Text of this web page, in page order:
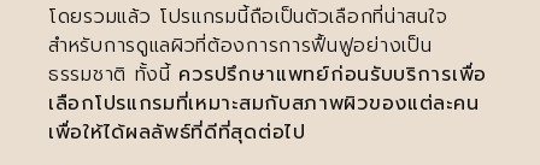
โดยรวมแล้ว โปรแกรมนี้ถือเป็นตัวเลือกที่น่าสนใจ
สำหรับการดูแลผิวที่ต้องการการฟื้นฟูอย่างเป็น
ธรรมชาติ ทั้งนี้ ควรปรึกษาแพทย์ก่อนรับบริการเพื่อ
เลือกโปรแกรมที่เหมาะสมกับสภาพผิวของแต่ละคน
เพื่อให้ได้ผลลัพธ์ที่ดีที่สุดต่อไป